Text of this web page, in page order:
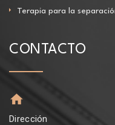
Terapia para la
CONTACTO
Dirección